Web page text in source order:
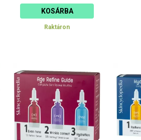
KOSÁRBA
Raktáron